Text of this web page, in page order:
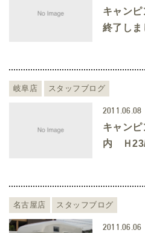
キャンピ
終了しま
岐阜店 スタッフブログ
2011.06.08
キャン
内 Ｈ
名古屋店 スタッフブログ
2011.06.06